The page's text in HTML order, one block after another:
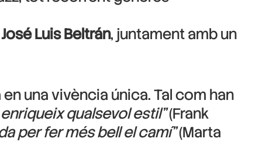
José Luis Beltrán, juntament amb un
una vivència única. Tal com han
qualsevol estil”(Frank
per fer més bell el camí”(Marta